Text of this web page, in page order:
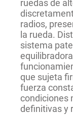
ruedas de
radios,
la rueda.
sistema
que sujeta
fuerza
condiciones
definitivas y